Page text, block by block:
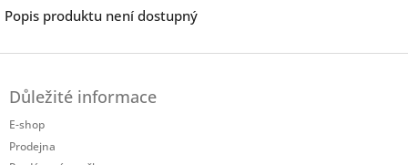
Popis produktu není dostupný
Důležité informace
E-shop
Prodejna